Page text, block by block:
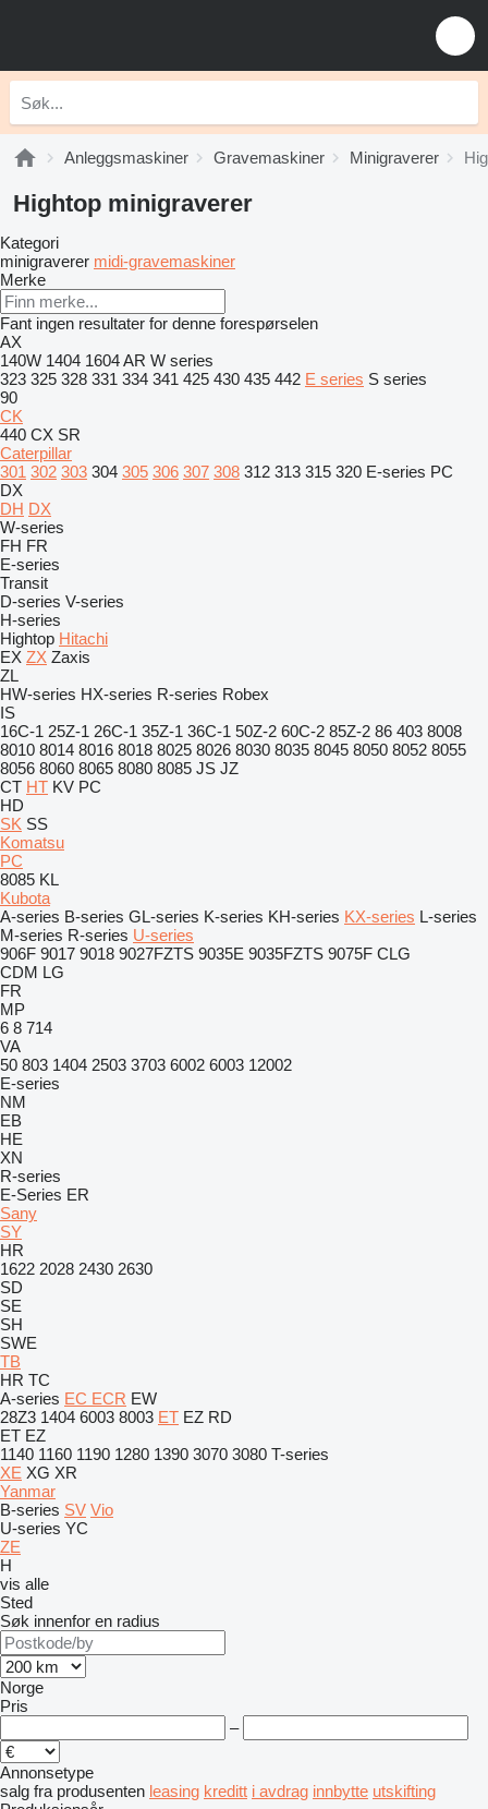
Anleggsmaskiner Gravemaskiner Minigraverer
Hightop minigraverer
Kategori
minigraverer midi-gravemaskiner
Merke
Fant ingen resultater for denne forespørselen
AX
140W 1404 1604AR W series
323 325 328 331 334 341 425 430 435 442 E series S series
90
CK
440 CX SR
Caterpillar
301 302 303 304 305 306 307 308 312 313 315 320 E-series PC
DX
DH DX
W-series
FH FR
E-series
Transit
D-series V-series
H-series
Hightop Hitachi
EX ZX Zaxis
ZL
HW-series HX-series R-series Robex
IS
16C-1 25Z-1 26C-1 35Z-1 36C-1 50Z-2 60C-2 85Z-2 86 403 8008
8010 8014 8016 8018 8025 8026 8030 8035 8045 8050 8052 8055
8056 8060 8065 8080 8085 JS JZ
CT HT KV PC
HD
SK SS
Komatsu
PC
8085 KL
Kubota
A-series B-series GL-series K-series KH-series KX-series L-series
M-series R-series U-series
906F 9017 9018 9027FZTS 9035E 9035FZTS 9075F CLG
CDM LG
FR
MP
6 8 714
VA
50 803 1404 2503 3703 6002 6003 12002
E-series
NM
EB
HE
XN
R-series
E-Series ER
Sany
SY
HR
1622 2028 2430 2630
SD
SE
SH
SWE
TB
HR TC
A-series EC ECR EW
28Z3 1404 6003 8003 ET EZ RD
ET EZ
1140 1160 1190 1280 1390 3070 3080 T-series
XE XG XR
Yanmar
B-series SV Vio
U-series YC
ZE
H
vis alle
Sted
Søk innenfor en radius
Norge
Pris
–
Annonsetype
salg fra produsenten leasing kreditt i avdrag innbytte utskifting